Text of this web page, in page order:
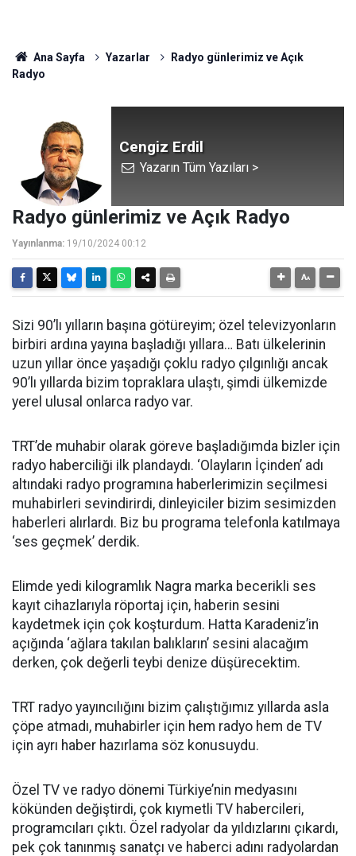
Ana Sayfa Yazarlar
Radyo günlerimiz ve Açık
Radyo
Cengiz Erdil
Yazarın Tüm Yazıları >
Radyo günlerimiz ve Açık Radyo
Yayınlanma: 19/10/2024 00:12
Sizi 90’lı yılların başına götüreyim; özel televizyonların
birbiri ardına yayına başladığı yıllara… Batı ülkelerinin
uzun yıllar önce yaşadığı çoklu radyo çılgınlığı ancak
90’lı yıllarda bizim topraklara ulaştı, şimdi ülkemizde
yerel ulusal onlarca radyo var.
TRT’de muhabir olarak göreve başladığımda bizler için
radyo haberciliği ilk plandaydı. ‘Olayların İçinden’ adı
altındaki radyo programına haberlerimizin seçilmesi
muhabirleri sevindirirdi, dinleyiciler bizim sesimizden
haberleri alırlardı. Biz bu programa telefonla katılmaya
‘ses geçmek’ derdik.
Elimde yedi kilogramlık Nagra marka becerikli ses
kayıt cihazlarıyla röportaj için, haberin sesini
kaydetmek için çok koşturdum. Hatta Karadeniz’in
açığında ‘ağlara takılan balıkların’ sesini alacağım
derken, çok değerli teybi denize düşürecektim.
TRT radyo yayıncılığını bizim çalıştığımız yıllarda asla
çöpe atmadı, muhabirler için hem radyo hem de TV
için ayrı haber hazırlama söz konusuydu.
Özel TV ve radyo dönemi Türkiye’nin medyasını
kökünden değiştirdi, çok kıymetli TV habercileri,
programcıları çıktı. Özel radyolar da yıldızlarını çıkardı,
pek çok tanınmış sanatçı ve haberci adını radyolardan